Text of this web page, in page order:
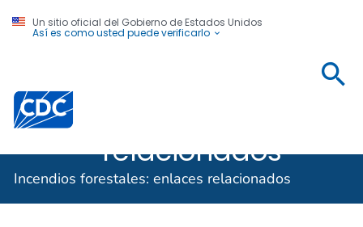
Un sitio oficial del Gobierno de Estados Unidos
Así es como usted puede verificarlo
Centros para el Control y la Prevención de
relacionados
Incendios forestales: enlaces relacionados